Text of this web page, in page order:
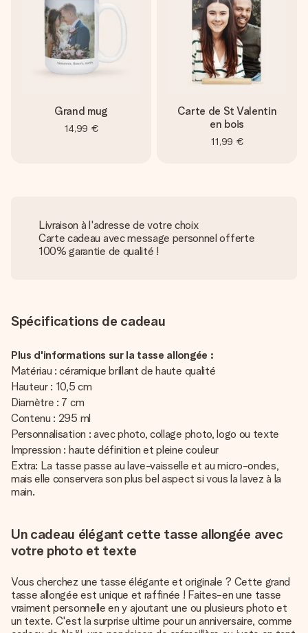
Grand mug
14,99 €
Carte de St Valentin
en bois
11,99 €
Livraison à l'adresse de votre choix
Carte cadeau avec message personnel offerte
100% garantie de qualité !
Spécifications de cadeau
Plus d'informations sur la tasse allongée :
Matériau : céramique brillant de haute qualité
Hauteur : 10,5 cm
Diamètre : 7 cm
Contenu : 295 ml
Personnalisation : avec photo, collage photo, logo ou texte
Impression : haute définition et pleine couleur
Extra: La tasse passe au lave-vaisselle et au micro-ondes,
mais elle conservera son plus bel aspect si vous la lavez à la
main.
Un cadeau élégant cette tasse allongée avec
votre photo et texte
Vous cherchez une tasse élégante et originale ? Cette grand
tasse allongée est unique et raffinée ! Faites-en une tasse
vraiment personnelle en y ajoutant une ou plusieurs photo et
un texte. C'est la surprise ultime pour un anniversaire, comme